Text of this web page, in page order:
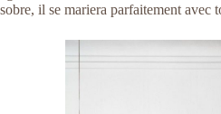
sobre, il se mariera parfaitement avec